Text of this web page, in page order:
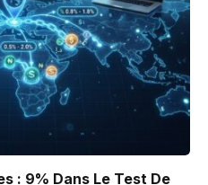
: 9% Dans Le Test De